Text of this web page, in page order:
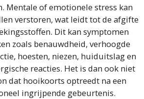
Mentale of emotionele stress kan
verstoren, wat leidt tot de afgifte
Dit kan symptomen
zoals benauwdheid, verhoogde
hoesten, niezen, huiduitslag en
reacties. Het is dan ook niet
dat hooikoorts optreedt na een
ingrijpende gebeurtenis.